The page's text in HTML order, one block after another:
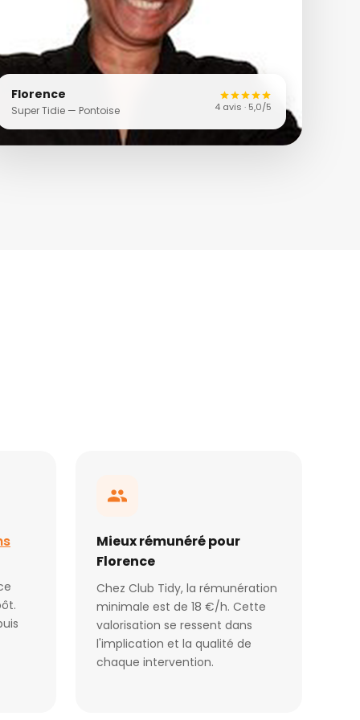
Florence
Super Tidie — Pontoise 4 avis · 5,0/5
Mieux rémunéré pour
Florence
Chez Club Tidy, la rémunération
minimale est de 18 €/h. Cette
valorisation se ressent dans
l'implication et la qualité de
chaque intervention.